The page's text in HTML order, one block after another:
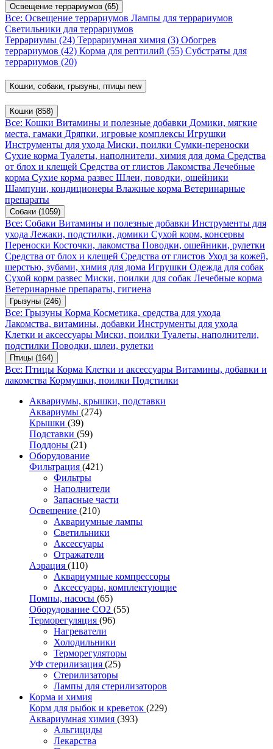
Освещение террариумов (65)
Все: Освещение террариумов Лампы для террариумов
Светильники для террариумов
Террариумы (24) Террариумная химия (3) Обогрев
террариумов (42) Корма для рептилий (55) Субстраты для
террариумов (20)
Кошки, собаки, грызуны, птицы new
Кошки (858)
Все: Кошки Витамины и полезные добавки Домики, мягкие
места, гамаки Дряпки, игровые комплексы Игрушки
Инструменты для ухода Миски, поилки Сумки-переноски
Сухие корма Туалеты, наполнители, химия для дома Средства
от блох и клещей Средства от глистов Лакомства Лечебные
корма Сухие корма развес Шлеи, поводки, ошейники
Шампуни, кондиционеры Влажные корма Ветеринарные
препараты
Собаки (1059)
Все: Собаки Витамины и полезные добавки Инструменты для
ухода Лежаки, подстилки, домики Сухой корм, консервы
Переноски Косточки, лакомства Поводки, ошейники, рулетки
Средства от блох и клещей Средства от глистов Уход за кожей,
шерстью, зубами, химия для дома Игрушки Одежда для собак
Сухой корм развес Миски, поилки для собак Лечебные корма
Ветеринарные препараты, гигиена
Грызуны (246)
Все: Грызуны Корма Косметика, средства для ухода
Лакомства, витамины, добавки Инструменты для ухода
Клетки и аксессуары Миски, поилки Туалеты, наполнители,
подстилки Поводки, шлеи, рулетки
Птицы (164)
Все: Птицы Корма Клетки и аксессуары Витамины, добавки и
лакомства Кормушки, поилки Подстилки
Аквариумы, крышки, подставки
Аквариумы (274)
Крышки (39)
Подставки (59)
Поддоны (21)
Оборудование
Фильтрация (421)
Фильтры
Наполнители
Запасные части
Освещение (210)
Аквариумные лампы
Светильники
Аксессуары
Отражатели
Аэрация (110)
Аквариумные компрессоры
Аксессуары, комплектующие
Помпы, насосы (65)
Оборудование CO2 (55)
Терморегуляция (96)
Нагреватели
Холодильники
Терморегуляторы
УФ стерилизация (25)
Стерилизаторы
Лампы для стерилизаторов
Корма и химия
Корм для рыбок и креветок (229)
Аквариумная химия (393)
Альгициды
Лекарства